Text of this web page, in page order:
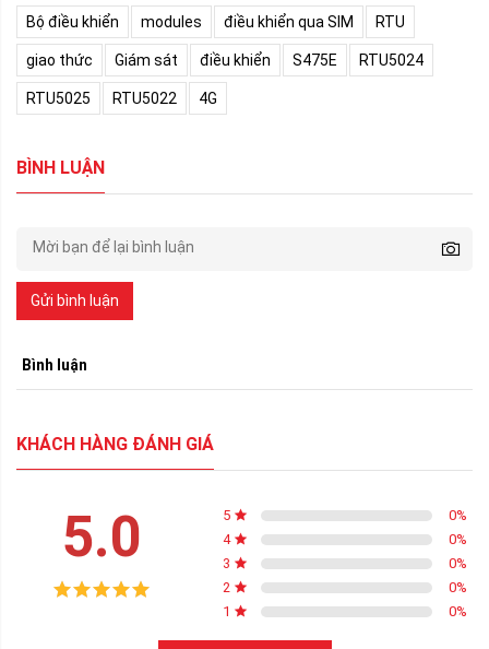
Bộ điều khiển modules điều khiển qua SIM RTU
giao thức Giám sát điều khiển S475E RTU5024
RTU5025 RTU5022 4G
BÌNH LUẬN
Gửi bình luận
Bình luận
KHÁCH HÀNG ĐÁNH GIÁ
5.0 5 0%
4
0%
3
0%
2
0%
1
0%